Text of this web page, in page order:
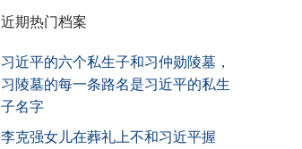
近期热门档案
习近平的六个私生子和习仲勋陵墓，
习陵墓的每一条路名是习近平的私生
子名字
李克强女儿在葬礼上不和习近平握